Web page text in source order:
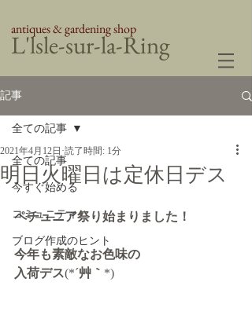
​L'lsle-sur-la-Ring
antiques & gardening shop
記事
全ての記事
今すぐ始める
コミュニティ
ブログ作成のヒント
全ての記事
明日火曜日は定休日デス
2021年4月12日 読了時間: 1分
ペチュニア祭り始まりました！
今年も素敵なお色味の
入荷デス(*´艸｀ *)